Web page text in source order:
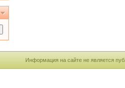
Информация на сайте не является